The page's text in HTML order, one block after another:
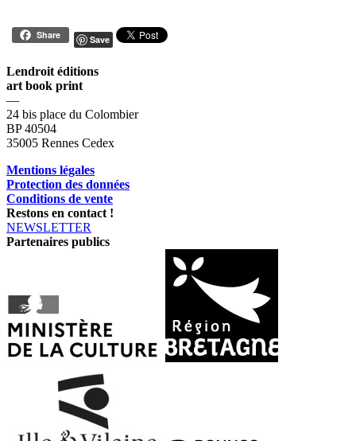
Share Save
Lendroit éditions
art book print
—
24 bis place du Colombier
BP 40504
35005 Rennes Cedex
Mentions légales
Protection des données
Conditions de vente
Restons en contact !
NEWSLETTER
Partenaires publics